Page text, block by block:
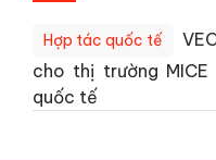
Hợp tác quốc tế
cho thị trường
quốc tế